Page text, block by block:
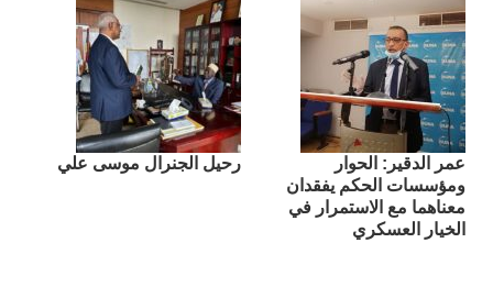
عمر الدقير: الحوار
ومؤسسات الحكم يفقدان
معناهما مع الاستمرار في
الخيار العسكري
رحيل الجنرال موسى علي